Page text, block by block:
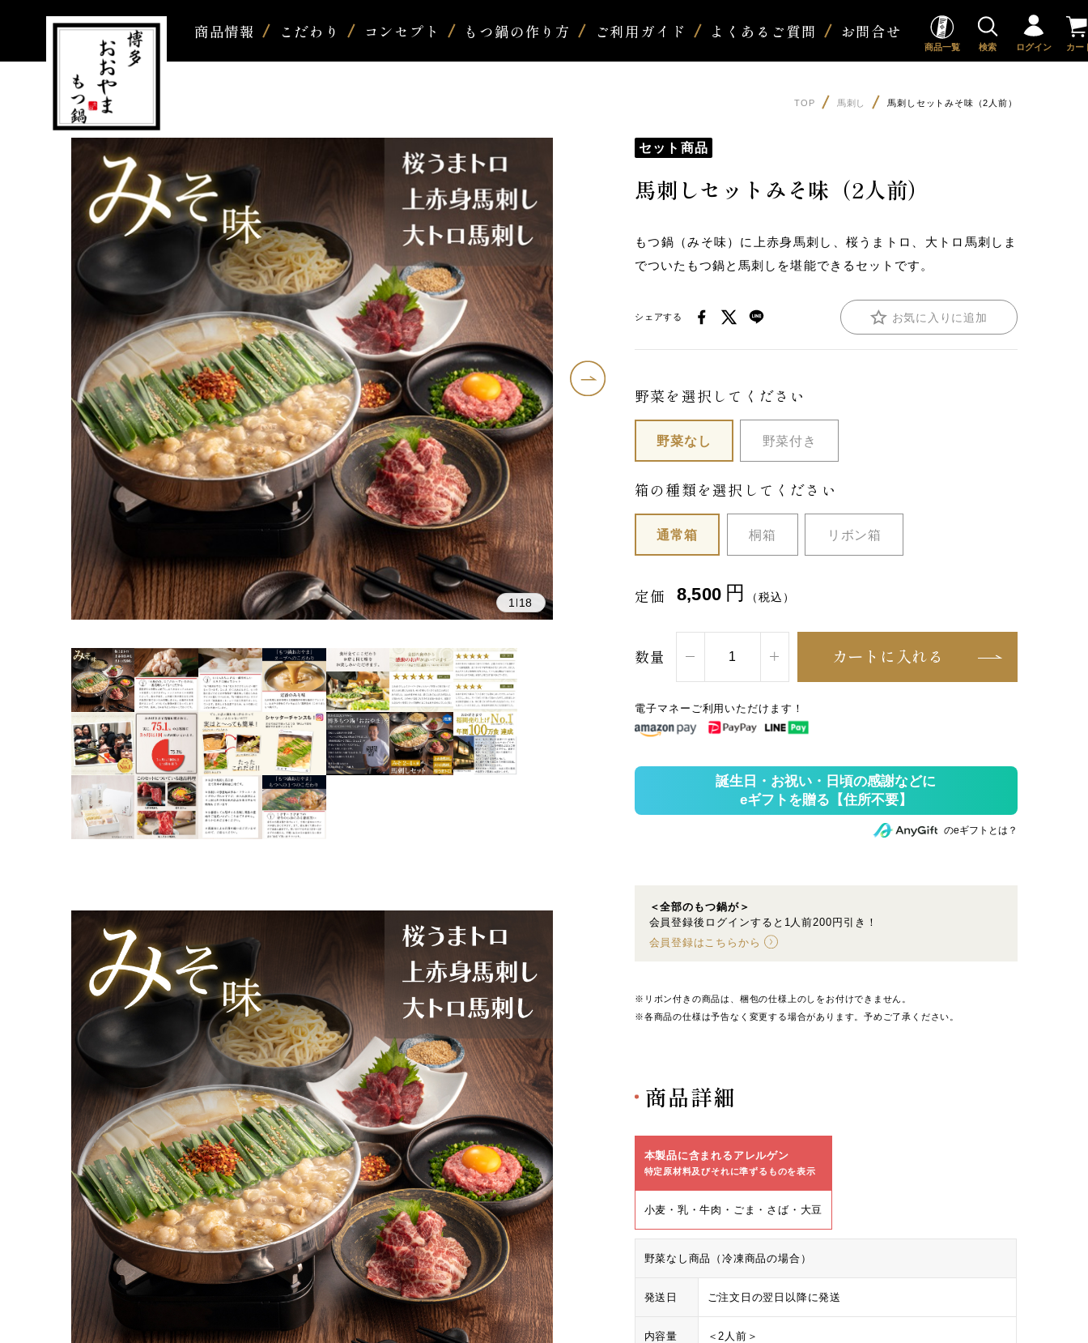
商品情報 こだわり コンセプト もつ鍋の作り方 ご利用ガイド よくあるご質問 お問合せ
商品一覧 検索 ログイン カー
TOP 馬刺し 馬刺しセットみそ味（2人前）
1 18
セット商品
馬刺しセットみそ味（2人前）
もつ鍋（みそ味）に上赤身馬刺し、桜うまトロ、大トロ馬刺しま
でついたもつ鍋と馬刺しを堪能できるセットです。
シェアする お気に入りに追加
野菜を選択してください
野菜なし 野菜付き
箱の種類を選択してください
通常箱 桐箱 リボン箱
定価 8,500 円 （税込）
数量 カートに入れる
電子マネーご利用いただけます！
のeギフトとは？
＜全部のもつ鍋が＞
会員登録後ログインすると1人前200円引き！
会員登録はこちらから
※リボン付きの商品は、梱包の仕様上のしをお付けできません。
※各商品の仕様は予告なく変更する場合があります。予めご了承ください。
商品詳細
本製品に含まれるアレルゲン
特定原材料及びそれに準ずるものを表示
小麦・乳・牛肉・ごま・さば・大豆
野菜なし商品（冷凍商品の場合）
発送日 ご注文日の翌日以降に発送
内容量
＜2人前＞